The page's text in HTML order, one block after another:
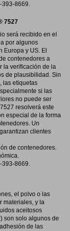
393-8669.
7527
será recibido en el
por algunos
Europa y US. El
contenedores a
la verificación de la
de plausibilidad. Sin
las etiquetas
si las
no puede ser
resolverá este
especial de la forma
Un
clientes
de contenedores.
393-8669.
el polvo o las
materiales, y la
aceitosos
son solo algunos de
de las